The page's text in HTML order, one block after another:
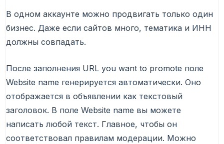
В одном аккаунте можно продвигать только один
бизнес. Даже если сайтов много, тематика и ИНН
должны совпадать.
После заполнения URL you want to promote поле
Website name генерируется автоматически. Оно
отображается в объявлении как текстовый
заголовок. В поле Website name вы можете
написать любой текст. Главное, чтобы он
соответствовал правилам модерации. Можно